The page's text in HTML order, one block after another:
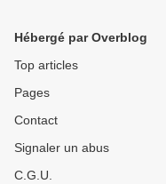
Hébergé par Overblog
Top articles
Pages
Contact
Signaler un abus
C.G.U.